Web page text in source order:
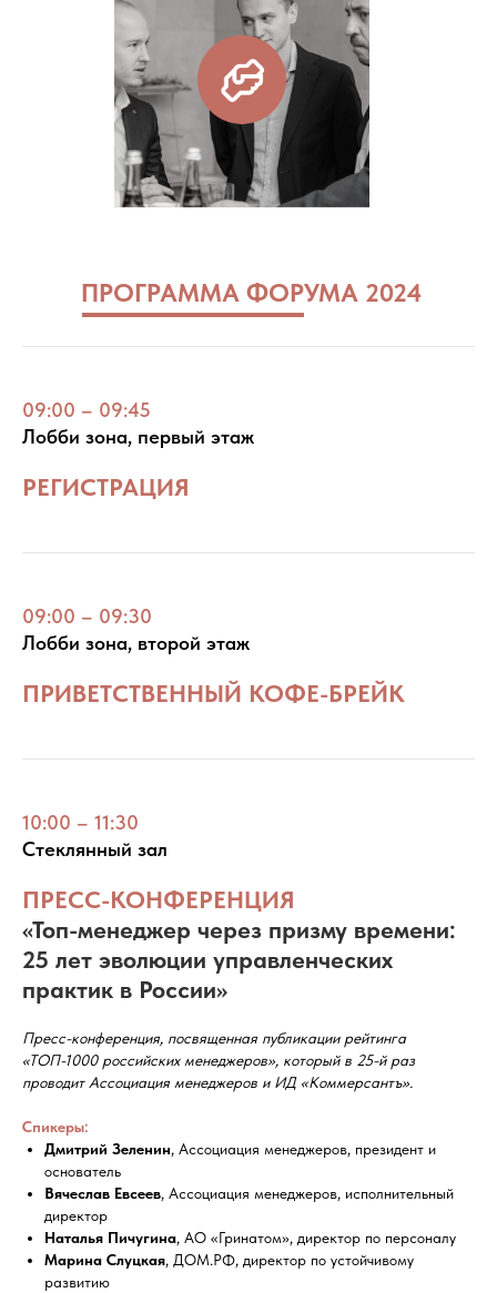
ПРОГРАММА ФОРУМА 2024
09:00 – 09:45
Лобби зона, первый этаж
РЕГИСТРАЦИЯ
09:00 – 09:30
Лобби зона, второй этаж
ПРИВЕТСТВЕННЫЙ КОФЕ-БРЕЙК
10:00 – 11:30
Стеклянный зал
ПРЕСС-КОНФЕРЕНЦИЯ
«Топ-менеджер через призму времени:
25 лет эволюции управленческих
практик в России»
Пресс-конференция, посвященная публикации рейтинга
«ТОП-1000 российских менеджеров», который в 25-й раз
проводит Ассоциация менеджеров и ИД «Коммерсантъ».
Спикеры:
Дмитрий Зеленин, Ассоциация менеджеров, президент и
основатель
Вячеслав Евсеев, Ассоциация менеджеров, исполнительный
директор
Наталья Пичугина, АО «Гринатом», директор по персоналу
Марина Слуцкая, ДОМ.РФ, директор по устойчивому
развитию